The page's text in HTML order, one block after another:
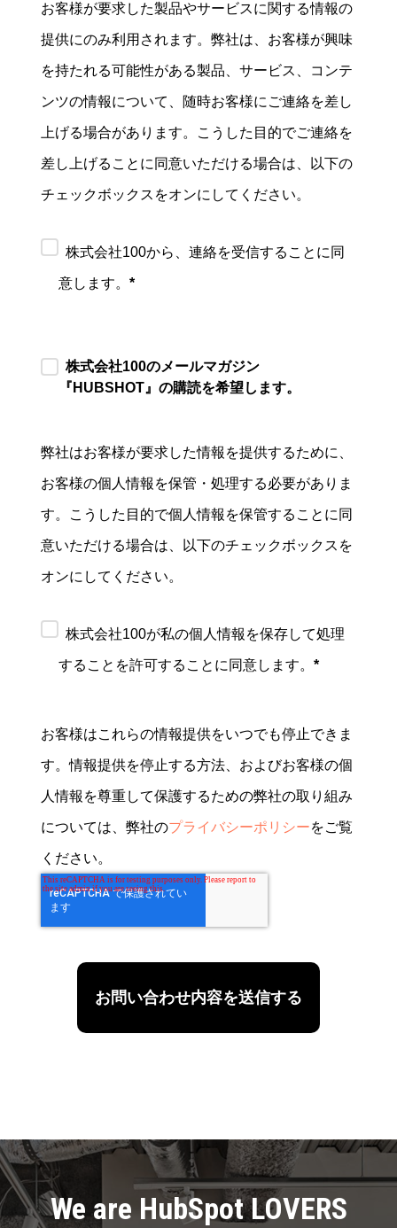
お客様が要求した製品やサービスに関する情報の
提供にのみ利用されます。弊社は、お客様が興味
を持たれる可能性がある製品、サービス、コンテ
ンツの情報について、随時お客様にご連絡を差し
上げる場合があります。こうした目的でご連絡を
差し上げることに同意いただける場合は、以下の
チェックボックスをオンにしてください。
株式会社100から、連絡を受信することに同
意します。*
株式会社100のメールマガジン
『HUBSHOT』の購読を希望します。
弊社はお客様が要求した情報を提供するために、
お客様の個人情報を保管・処理する必要がありま
す。こうした目的で個人情報を保管することに同
意いただける場合は、以下のチェックボックスを
オンにしてください。
株式会社100が私の個人情報を保存して処理
することを許可することに同意します。*
お客様はこれらの情報提供をいつでも停止できま
す。情報提供を停止する方法、およびお客様の個
人情報を尊重して保護するための弊社の取り組み
については、弊社のプライバシーポリシーをご覧
ください。
We are HubSpot LOVERS